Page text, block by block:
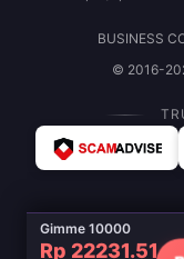
Gimme 10000
Rp 22231.51
BUSINESS
© 2016-